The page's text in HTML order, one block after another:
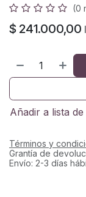
(0
$ 241.000,00
Añadir a lista de
Términos y
Grantía de
Envío: 2-3 días